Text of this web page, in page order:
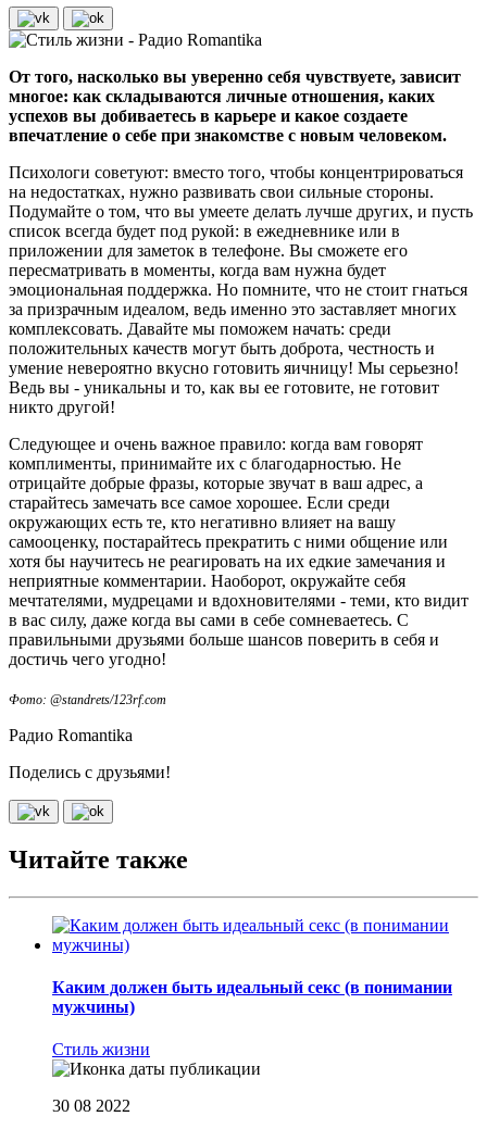
От того, насколько вы уверенно себя чувствуете, зависит
многое: как складываются личные отношения, каких
успехов вы добиваетесь в карьере и какое создаете
впечатление о себе при знакомстве с новым человеком.
Психологи советуют: вместо того, чтобы концентрироваться
на недостатках, нужно развивать свои сильные стороны.
Подумайте о том, что вы умеете делать лучше других, и пусть
список всегда будет под рукой: в ежедневнике или в
приложении для заметок в телефоне. Вы сможете его
пересматривать в моменты, когда вам нужна будет
эмоциональная поддержка. Но помните, что не стоит гнаться
за призрачным идеалом, ведь именно это заставляет многих
комплексовать. Давайте мы поможем начать: среди
положительных качеств могут быть доброта, честность и
умение невероятно вкусно готовить яичницу! Мы серьезно!
Ведь вы - уникальны и то, как вы ее готовите, не готовит
никто другой!
Следующее и очень важное правило: когда вам говорят
комплименты, принимайте их с благодарностью. Не
отрицайте добрые фразы, которые звучат в ваш адрес, а
старайтесь замечать все самое хорошее. Если среди
окружающих есть те, кто негативно влияет на вашу
самооценку, постарайтесь прекратить с ними общение или
хотя бы научитесь не реагировать на их едкие замечания и
неприятные комментарии. Наоборот, окружайте себя
мечтателями, мудрецами и вдохновителями - теми, кто видит
в вас силу, даже когда вы сами в себе сомневаетесь. С
правильными друзьями больше шансов поверить в себя и
достичь чего угодно!
Фото: @standrets/123rf.com
Радио Romantika
Поделись с друзьями!
Читайте также
Каким должен быть идеальный секс (в понимании
мужчины)
Стиль жизни
30 08 2022